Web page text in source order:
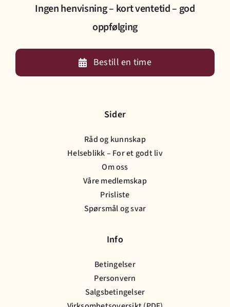
Ingen henvisning – kort ventetid – god
oppfølging
Bestill en time
Sider
Råd og kunnskap
Helseblikk – For et godt liv
Om oss
Våre medlemskap
Prisliste
Spørsmål og svar
Info
Betingelser
Personvern
Salgsbetingelser